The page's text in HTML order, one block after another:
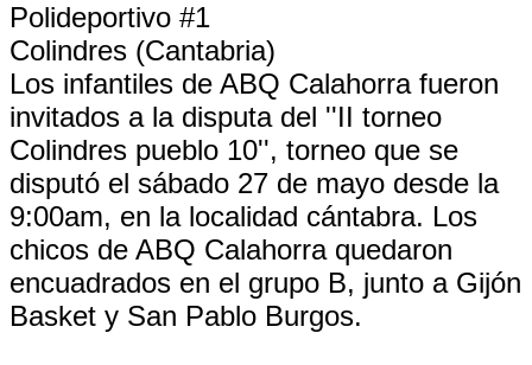
Polideportivo #1
Colindres (Cantabria)
Los infantiles de ABQ Calahorra fueron
invitados a la disputa del ''II torneo
Colindres pueblo 10'', torneo que se
disputó el sábado 27 de mayo desde la
9:00am, en la localidad cántabra. Los
chicos de ABQ Calahorra quedaron
encuadrados en el grupo B, junto a Gijón
Basket y San Pablo Burgos.